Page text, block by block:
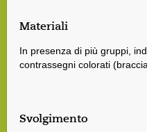
Materiali
In presenza di più gruppi,
contrassegni colorati
Svolgimento